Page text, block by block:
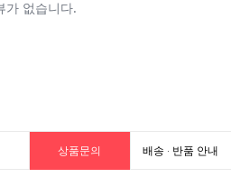
상품문의 배송 · 반품 안내